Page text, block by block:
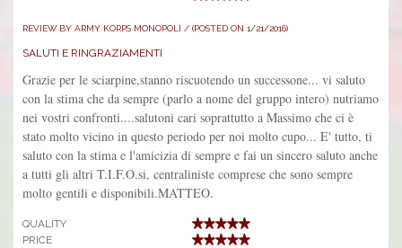
REVIEW BY ARMY KORPS MONOPOLI / (POSTED ON 1/21/2016)
SALUTI E RINGRAZIAMENTI
Grazie per le sciarpine,stanno riscuotendo un successone... vi saluto
con la stima che da sempre (parlo a nome del gruppo intero) nutriamo
nei vostri confronti....salutoni cari soprattutto a Massimo che ci è
stato molto vicino in questo periodo per noi molto cupo... E' tutto, ti
saluto con la stima e l'amicizia di sempre e fai un sincero saluto anche
a tutti gli altri T.I.F.O.si, centraliniste comprese che sono sempre
molto gentili e disponibili.MATTEO.
QUALITY
PRICE